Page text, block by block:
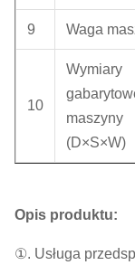
9 Waga
10
Wymiary
maszyny
(D×S×W)
Opis produktu:
①. Usługa